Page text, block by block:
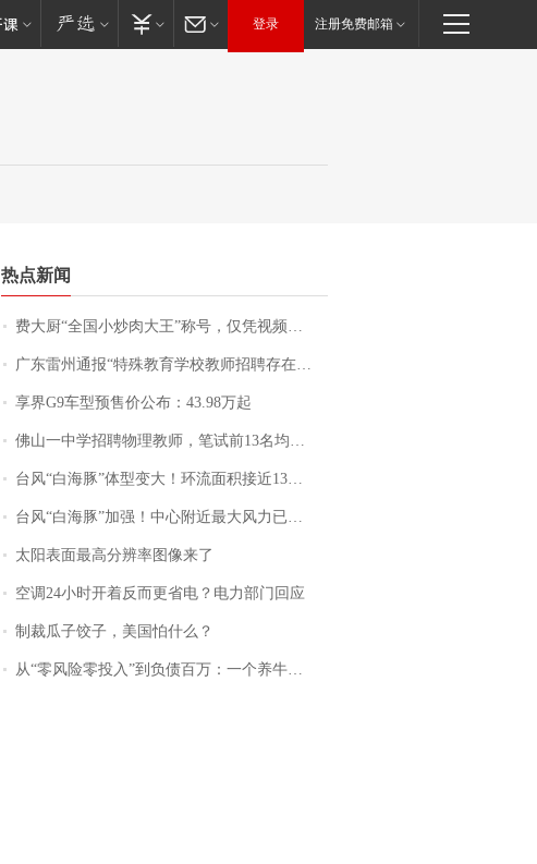
登录 注册免费邮箱
热点新闻
费大厨“全国小炒肉大王”称号，仅凭视频评出？中国烹饪协会回应
广东雷州通报“特殊教育学校教师招聘存在违规行为”：已启动问责程序 副校长被停职
享界G9车型预售价公布：43.98万起
佛山一中学招聘物理教师，笔试前13名均遭淘汰？教育局：已叫停招聘，成立调查组全面核查
台风“白海豚”体型变大！环流面积接近13个浙江那么大
台风“白海豚”加强！中心附近最大风力已达15级 最新研判
太阳表面最高分辨率图像来了
空调24小时开着反而更省电？电力部门回应
制裁瓜子饺子，美国怕什么？
从“零风险零投入”到负债百万：一个养牛项目崩盘后，谁该为农户的贷款买单丨红星调查